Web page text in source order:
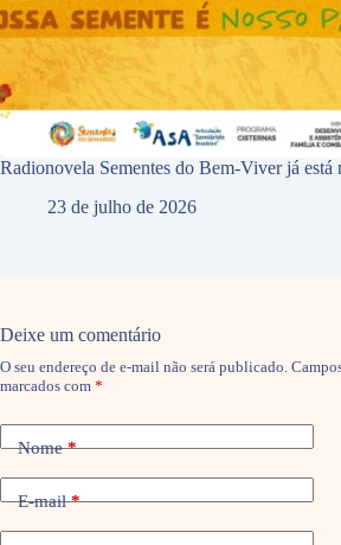
Radionovela Sementes do Bem-Viver já está
23 de julho de 2026
Deixe um comentário
O seu endereço de e-mail não será publicado.
marcados com *
Nome*
E-mail*